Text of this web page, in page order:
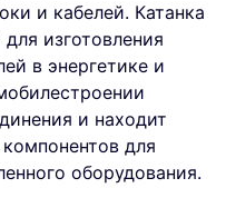
и кабелей. Катанка
изготовления
в энергетике и
и находит
для
оборудования.